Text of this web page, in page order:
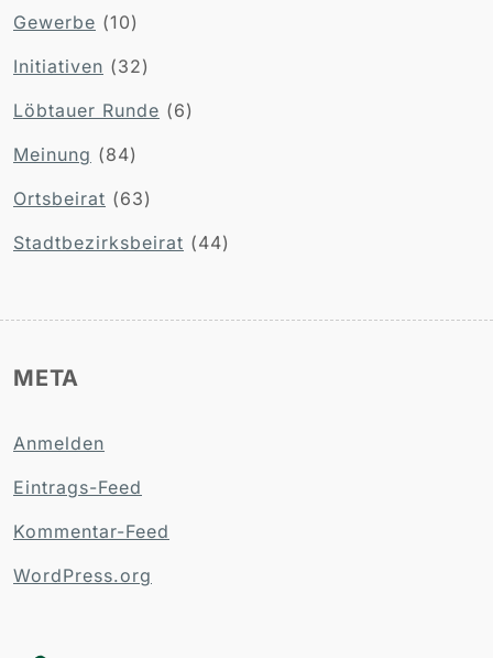
Gewerbe (10)
Initiativen (32)
Löbtauer Runde (6)
Meinung (84)
Ortsbeirat (63)
Stadtbezirksbeirat (44)
META
Anmelden
Eintrags-Feed
Kommentar-Feed
WordPress.org